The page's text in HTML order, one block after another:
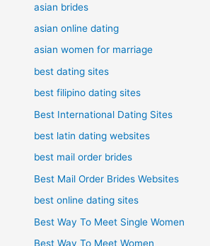
asian brides
asian online dating
asian women for marriage
best dating sites
best filipino dating sites
Best International Dating Sites
best latin dating websites
best mail order brides
Best Mail Order Brides Websites
best online dating sites
Best Way To Meet Single Women
Best Way To Meet Women